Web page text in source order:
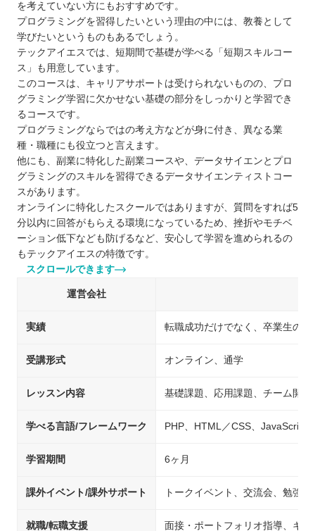
を考えていない方にもおすすめです。
プログラミングを習得したいという理由の中には、教養として
学びたいというものもあるでしょう。
テックアイエスでは、短期間で基礎が学べる「短期スキルコー
ス」も用意しています。
このコースは、キャリアサポートは受けられないものの、プロ
グラミング学習に欠かせない基礎の部分をしっかりと学習でき
るコースです。
プログラミングならではの考え方などが身に付き、異なる業
種・職種にも役立つと言えます。
他にも、副業に特化した副業コースや、データサイエンとプロ
グラミングのスキルを習得できるデータサイエンティストコー
スがあります。
オンラインに特化したスクールではありますが、質問をすれば5
分以内に回答がもらえる環境になっているため、挫折やモチベ
ーション低下なども防げるなど、安心して学習を進められるの
もテックアイエスの特徴です。
スクロールできます
運営会社
実績 転職成功だけでなく、卒業生の
受講形式 オンライン、通学
レッスン内容 基礎課題、応用課題、チーム開発
学べる言語/フレームワーク PHP、HTML／CSS、JavaScript
学習期間 6ヶ月
課外イベント/課外サポート トークイベント、交流会、勉強
就職/転職支援 面接・ポートフォリオ指導、キ